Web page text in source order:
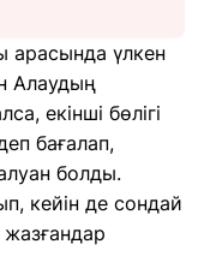
арасында үлкен
Алаудың
екінші бөлігі
бағалап,
болды.
кейін де сондай